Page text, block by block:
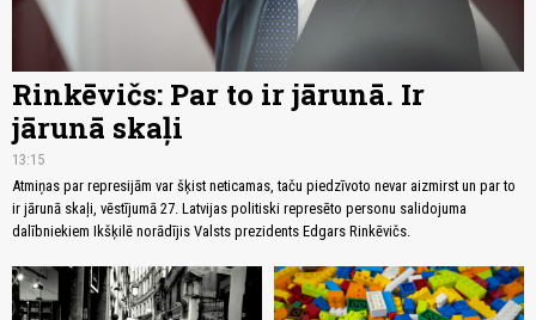
Rinkēvičs: Par to ir jārunā. Ir
jārunā skaļi
13:15
Atmiņas par represijām var šķist neticamas, taču piedzīvoto nevar aizmirst un par to
ir jārunā skaļi, vēstījumā 27. Latvijas politiski represēto personu salidojuma
dalībniekiem Ikšķilē norādījis Valsts prezidents Edgars Rinkēvičs.